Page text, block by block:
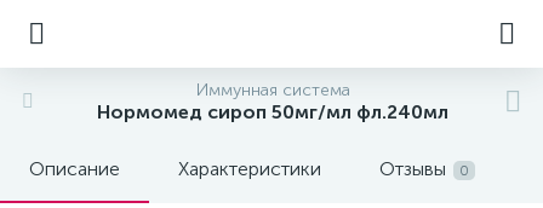
Иммунная система
Нормомед сироп 50мг/мл фл.240мл
Описание Характеристики Отзывы 0